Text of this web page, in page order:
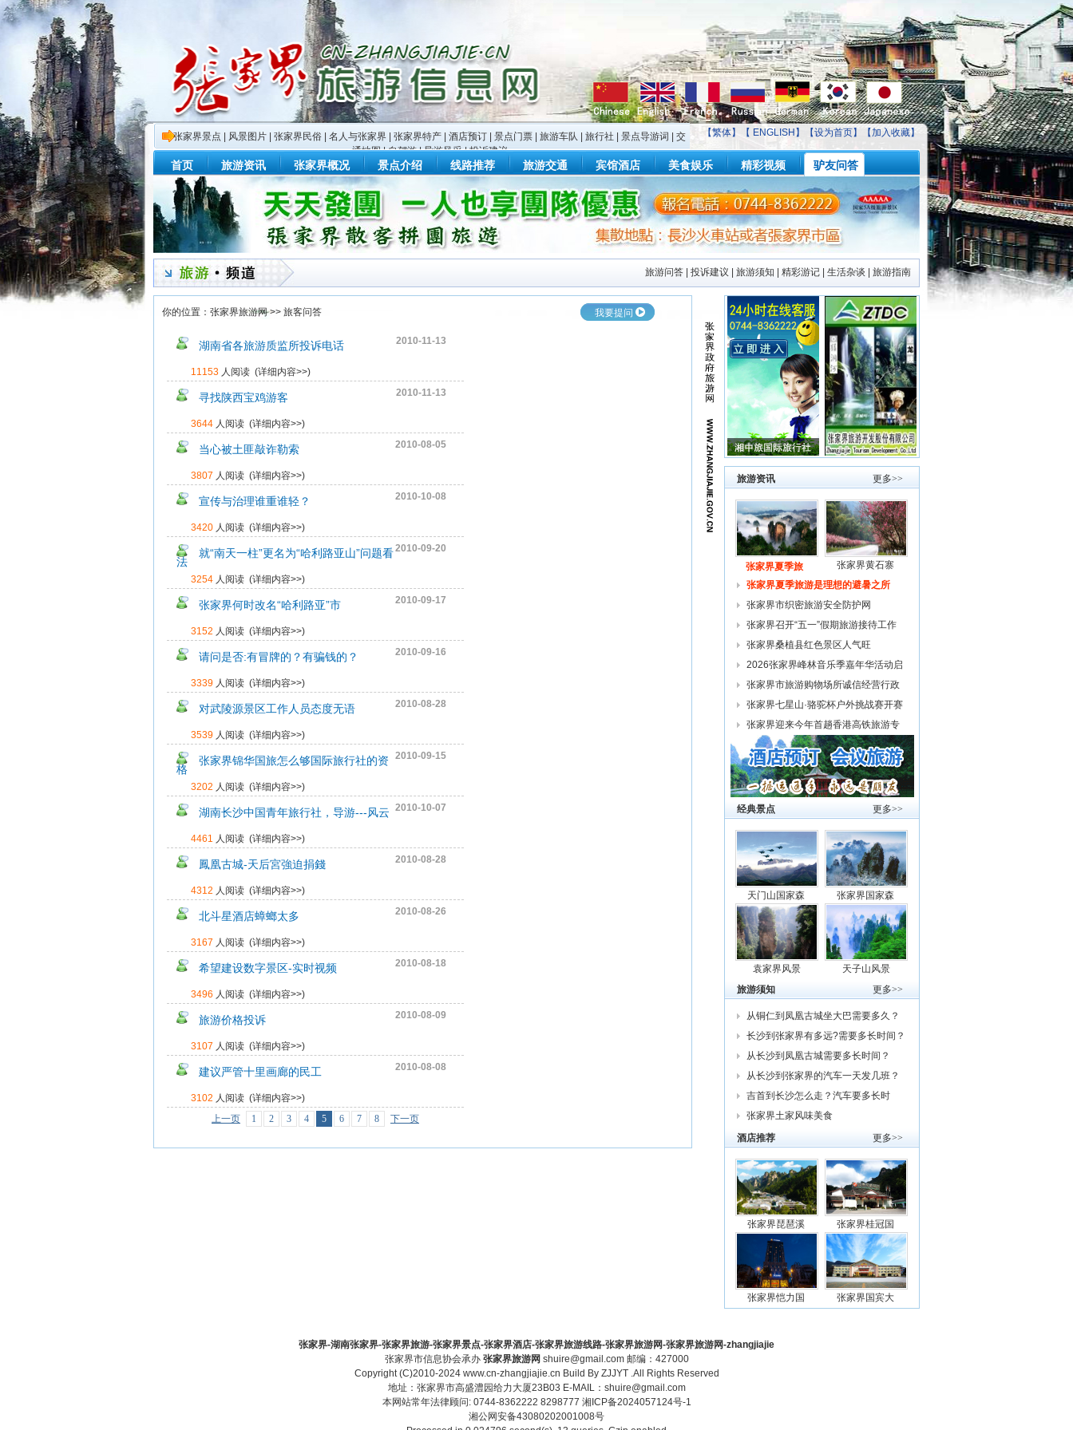
【繁体】【 ENGLISH 】【设为首页】【加入收藏】
张家界景点 风景图片 张家界民俗 名人与张家界 张家界特产 酒店预订 景点门票 旅游车队 旅行社 景点导游词
交
通地图|自驾游|导游风采|投诉建议
首页 旅游资讯 张家界概况 景点介绍 线路推荐 旅游交通 宾馆酒店 美食娱乐 精彩视频 驴友问答
旅游问答 投诉建议 旅游须知 精彩游记 生活杂谈 旅游指南
你的位置： 张家界旅游网>> 旅客问答 我要提问
2010-11-13
湖南省各旅游质监所投诉电话
11153人阅读 (详细内容>>)
2010-11-13
寻找陕西宝鸡游客
3644人阅读 (详细内容>>)
2010-08-05
当心被土匪敲诈勒索
3807 人阅读 (详细内容>>)
2010-10-08
宣传与治理谁重谁轻？
3420人阅读 (详细内容>>)
2010-09-20
就“南天一柱”更名为“哈利路亚山”问题看
法
3254人阅读 (详细内容>>)
2010-09-17
张家界何时改名“哈利路亚”市
3152 人阅读 (详细内容>>)
2010-09-16
请问是否:有冒牌的？有骗钱的？
3339人阅读 (详细内容>>)
2010-08-28
对武陵源景区工作人员态度无语
3539人阅读 (详细内容>>)
2010-09-15
张家界锦华国旅怎么够国际旅行社的资
格
3202 人阅读 (详细内容>>)
2010-10-07
湖南长沙中国青年旅行社，导游---风云
4461 人阅读 (详细内容>>)
2010-08-28
鳳凰古城-天后宮強迫捐錢
4312 人阅读 (详细内容>>)
2010-08-26
北斗星酒店蟑螂太多
3167 人阅读 (详细内容>>)
2010-08-18
希望建设数字景区-实时视频
3496 人阅读 (详细内容>>)
2010-08-09
旅游价格投诉
3107 人阅读 (详细内容>>)
2010-08-08
建议严管十里画廊的民工
3102 人阅读 (详细内容>>)
上一页
1 2 3 4 5 6 7 8 下一页
更多>>
旅游资讯
张家界夏季旅
张家界黄石寨
张家界夏季旅游是理想的避暑之所
张家界市织密旅游安全防护网
张家界召开“五一”假期旅游接待工作
复
张家界桑植县红色景区人气旺
2026张家界峰林音乐季嘉年华活动启
幕
张家界市旅游购物场所诚信经营行政
约谈
张家界七星山·骆驼杯户外挑战赛开赛
张家界迎来今年首趟香港高铁旅游专
列
更多>>
经典景点
天门山国家森 张家界国家森
袁家界风景
天子山风景
更多>>
旅游须知
从铜仁到凤凰古城坐大巴需要多久？
车费
长沙到张家界有多远?需要多长时间？
从
从长沙到凤凰古城需要多长时间？
从长沙到张家界的汽车一天发几班？
需要
吉首到长沙怎么走？汽车要多长时
间？我
张家界土家风味美食
更多>>
酒店推荐
张家界琵琶溪 张家界桂冠国
张家界恺力国 张家界国宾大
张家界-湖南张家界-张家界旅游-张家界景点-张家界酒店-张家界旅游线路-张家界旅游网-张家界旅游网-zhangjiajie
张家界市信息协会承办 张家界旅游网 shuire@gmail.com 邮编：427000
Copyright (C)2010-2024 www.cn-zhangjiajie.cn Build By ZJJYT.All Rights Reserved
地址：张家界市高盛澧园给力大厦23B03 E-MAIL：shuire@gmail.com
本网站常年法律顾问: 0744-8362222 8298777 湘ICP备2024057124号-1
湘公网安备43080202001008号